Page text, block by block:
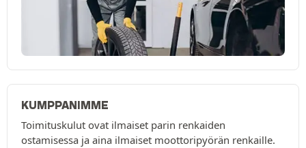
KUMPPANIMME
Toimituskulut ovat ilmaiset parin renkaiden
ostamisessa ja aina ilmaiset moottoripyörän renkaille.